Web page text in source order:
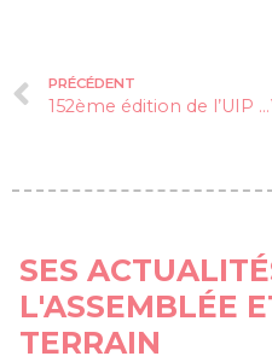
PRÉCÉDENT
152ème édition de l’UIP (Union Interparlementaire) à Istanbul
SES
L'ASSEMBLÉE
TERRAIN